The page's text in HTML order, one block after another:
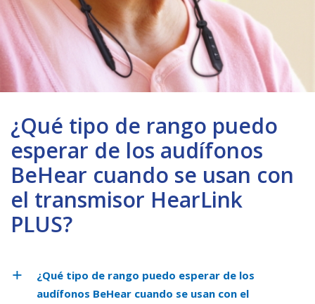
¿Qué tipo de rango puedo
esperar de los audífonos
BeHear cuando se usan con
el transmisor HearLink
PLUS?
¿Qué tipo de rango puedo esperar de los
audífonos BeHear cuando se usan con el